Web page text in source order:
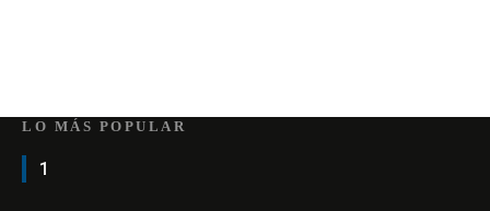
LO MÁS POPULAR
1